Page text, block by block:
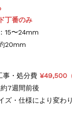
丁番のみ
15〜24mm
20mm
事・処分費 ¥49,500
7週間前後
ズ・仕様により変わ